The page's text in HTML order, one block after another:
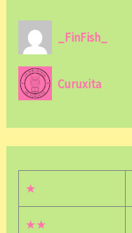
_FinFish_
Curuxita
★
★★